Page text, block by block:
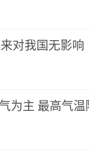
对我国无影响
为主 最高气